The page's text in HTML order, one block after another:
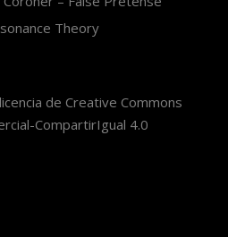
Theory
licencia de Creative Commons
CompartirIgual 4.0